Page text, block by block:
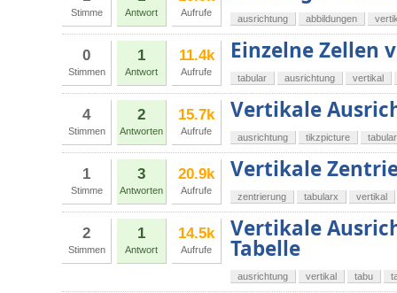
Stimme Antwort Aufrufe
ausrichtung abbildungen
0
Stimmen
1
Antwort
11.4k
Aufrufe
Einzelne Zellen
tabular ausrichtung vertikal
4
Stimmen
2
Antworten
15.7k
Aufrufe
Vertikale
ausrichtung tikzpicture
1
Stimme
3
Antworten
20.9k
Aufrufe
Vertikale
zentrierung tabularx vertikal
2
Stimmen
1
Antwort
14.5k
Aufrufe
Vertikale
Tabelle
ausrichtung vertikal tabu